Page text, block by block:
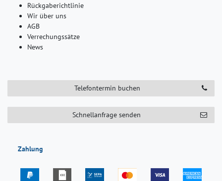
Rückgaberichtlinie
Wir über uns
AGB
Verrechungssätze
News
Telefontermin buchen
Schnellanfrage senden
Zahlung